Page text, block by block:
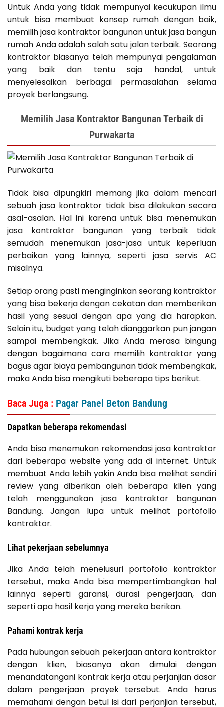
Untuk Anda yang tidak mempunyai kecukupan ilmu
untuk bisa membuat konsep rumah dengan baik,
memilih jasa kontraktor bangunan untuk jasa bangun
rumah Anda adalah salah satu jalan terbaik. Seorang
kontraktor biasanya telah mempunyai pengalaman
yang baik dan tentu saja handal, untuk
menyelesaikan berbagai permasalahan selama
proyek berlangsung.
Memilih Jasa Kontraktor Bangunan Terbaik di
Purwakarta
Tidak bisa dipungkiri memang jika dalam mencari
sebuah jasa kontraktor tidak bisa dilakukan secara
asal-asalan. Hal ini karena untuk bisa menemukan
jasa kontraktor bangunan yang terbaik tidak
semudah menemukan jasa-jasa untuk keperluan
perbaikan yang lainnya, seperti jasa servis AC
misalnya.
Setiap orang pasti menginginkan seorang kontraktor
yang bisa bekerja dengan cekatan dan memberikan
hasil yang sesuai dengan apa yang dia harapkan.
Selain itu, budget yang telah dianggarkan pun jangan
sampai membengkak. Jika Anda merasa bingung
dengan bagaimana cara memilih kontraktor yang
bagus agar biaya pembangunan tidak membengkak,
maka Anda bisa mengikuti beberapa tips berikut.
Baca Juga : Pagar Panel Beton Bandung
Dapatkan beberapa rekomendasi
Anda bisa menemukan rekomendasi jasa kontraktor
dari beberapa website yang ada di internet. Untuk
membuat Anda lebih yakin Anda bisa melihat sendiri
review yang diberikan oleh beberapa klien yang
telah menggunakan jasa kontraktor bangunan
Bandung. Jangan lupa untuk melihat portofolio
kontraktor.
Lihat pekerjaan sebelumnya
Jika Anda telah menelusuri portofolio kontraktor
tersebut, maka Anda bisa mempertimbangkan hal
lainnya seperti garansi, durasi pengerjaan, dan
seperti apa hasil kerja yang mereka berikan.
Pahami kontrak kerja
Pada hubungan sebuah pekerjaan antara kontraktor
dengan klien, biasanya akan dimulai dengan
menandatangani kontrak kerja atau perjanjian dasar
dalam pengerjaan proyek tersebut. Anda harus
memahami dengan betul isi dari perjanjian tersebut,